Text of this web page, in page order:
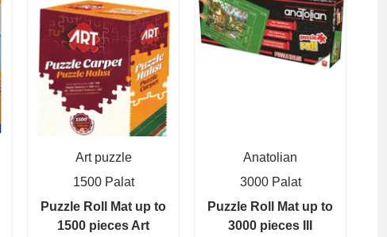
Art puzzle
1500 Palat
Puzzle Roll Mat up to
1500 pieces Art
Anatolian
3000 Palat
Puzzle Roll Mat up to
3000 pieces III